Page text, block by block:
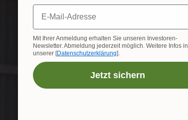
E-Mail-Adresse
Mit Ihrer Anmeldung erhalten Sie unseren Investoren-
Newsletter. Abmeldung jederzeit möglich. Weitere Infos in
unserer [Datenschutzerklärung].
Jetzt sichern